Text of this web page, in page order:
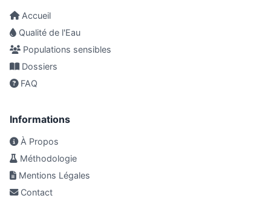
Accueil
Qualité de l'Eau
Populations sensibles
Dossiers
FAQ
Informations
À Propos
Méthodologie
Mentions Légales
Contact